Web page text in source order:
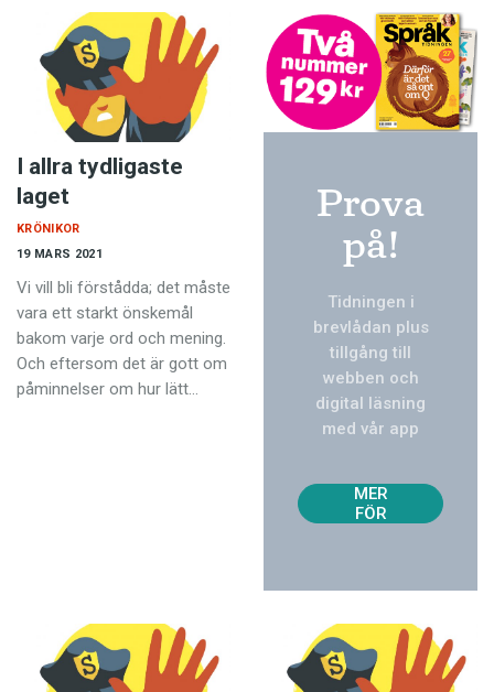
I allra tydligaste
laget
19 MARS 2021
KRÖNIKOR
Vi vill bli förstådda; det måste
vara ett starkt önskemål
bakom varje ord och mening.
Och eftersom det är gott om
påminnelser om hur lätt…
Prova
på!
Tidningen i
brevlådan plus
tillgång till
webben och
digital läsning
med vår app
MER
FÖR